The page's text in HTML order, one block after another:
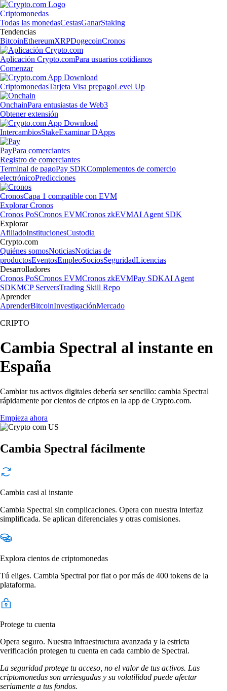
Criptomonedas
Todas las monedasCestasGanarStaking
Tendencias
BitcoinEthereumXRPDogecoinCronos
Aplicación Crypto.comPara usuarios cotidianos
Comenzar
CriptomonedasTarjeta Visa prepagoLevel Up
OnchainPara entusiastas de Web3
Obtener extensión
IntercambiosStakeExaminar DApps
PayPara comerciantes
Registro de comerciantes
Terminal de pagoPay SDKComplementos de comercio
electrónicoPredicciones
CronosCapa 1 compatible con EVM
Explorar Cronos
Cronos PoSCronos EVMCronos zkEVMAI Agent SDK
Explorar
AfiliadoInstitucionesCustodia
Crypto.com
Quiénes somosNoticiasNoticias de
productosEventosEmpleoSociosSeguridadLicencias
Desarrolladores
Cronos PoSCronos EVMCronos zkEVMPay SDKAI Agent
SDKMCP ServersTrading Skill Repo
Aprender
AprenderBitcoinInvestigaciónMercado
CRIPTO
Cambia Spectral al instante en
España
Cambiar tus activos digitales debería ser sencillo: cambia Spectral
rápidamente por cientos de criptos en la app de Crypto.com.
Empieza ahora
Cambia Spectral fácilmente
Cambia casi al instante
Cambia Spectral sin complicaciones. Opera con nuestra interfaz
simplificada. Se aplican diferenciales y otras comisiones.
Explora cientos de criptomonedas
Tú eliges. Cambia Spectral por fiat o por más de 400 tokens de la
plataforma.
Protege tu cuenta
Opera seguro. Nuestra infraestructura avanzada y la estricta
verificación protegen tu cuenta en cada cambio de Spectral.
La seguridad protege tu acceso, no el valor de tus activos. Las
criptomonedas son arriesgadas y su volatilidad puede afectar
seriamente a tus fondos.